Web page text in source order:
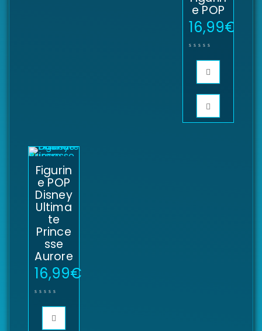
e POP
16,99€
Figurin
e POP
Disney
Ultima
te
Prince
sse
Aurore
16,99€